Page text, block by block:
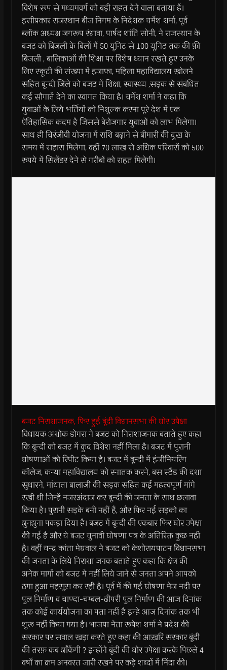
विशेष रूप से मध्यमवर्ग को बड़ी राहत देने वाला बताया हैं।
इसीप्रकार राजस्थान बीज निगम के निदेशक चर्मेश शर्मा, पूर्व
ब्लॉक अध्यक्ष जगरूप रंधावा, पार्षद शांति सोनी, ने राजस्थान के
बजट को बिजली के बिलों मैं 50 यूनिट से 100 यूनिट तक की फ्री
बिजली , बालिकाओं की शिक्षा पर विशेष ध्यान रखते हुए उनके
लिए स्कूटी की संख्या में इजाफा, महिला महाविद्यालय खोलने
सहित बून्दी जिले को बजट में शिक्षा, स्वास्थ्य ,सड़क से संबंधित
कई सौगातें देने का स्वागत किया है। चर्मेश शर्मा ने कहा कि
युवाओं के लिये भर्तियों को निशुल्क करना पूरे देश में एक
ऐतिहासिक कदम है जिससे बेरोजगार युवाओं को लाभ मिलेगा।
साथ ही चिरंजीवी योजना में राशि बढ़ाने से बीमारी की दुख के
समय में सहारा मिलेगा, वहीं 70 लाख से अधिक परिवारों को 500
रुपये में सिलेंडर देने से गरीबों को राहत मिलेगी।
बजट निराशाजनक, फिर हुई बूंदी विधानसभा की घोर उपेक्षा
विधायक अशोक डोगरा ने बजट को निराशाजनक बताते हुए कहा
कि बून्दी को बजट में कुद विशेश नहीं मिला है। बजट में पुरानी
घोषणाओं को रिपीट किया है। बजट में बून्दी में इंजीनियरिंग
कॉलेज, कन्या महाविद्यालय को स्नातक करने, बस स्टैंड की दशा
सुधारने, मांधाता बालाजी की सड़क सहित कई महत्वपूर्ण मांगे
रखी थी जिन्हें नजरअंदाज कर बून्दी की जनता के साथ छलावा
किया है। पुरानी सड़के बनी नहीं हैं, और फिर नई सड़को का
झुनझुना पकड़ा दिया है। बजट में बून्दी की एकबार फिर घोर उपेक्षा
की गई है और ये बजट चुनावी घोषणा पत्र के अतिरिक्त कुछ नही
है। वहीं चन्द्र कांता मेघवाल ने बजट को केशोरायपाटन विधानसभा
की जनता के लिये निराशा जनक बताते हुए कहा कि क्षेत्र की
अनेक मागों को बजट मे नहीं लिये जाने से जनता अपने आपको
ठगा हुआ महसूस कर रही है। पूर्व में की गई घोषणा मेज नदी पर
पुल निर्माण व चाण्दा-चम्बल-ढीपरी पुल निर्माण की आज दिनांक
तक कोई कार्ययोजना का पता नहीं है इन्हे आज दिनांक तक भी
शुरू नहीं किया गया है। भाजपा नेता रूपेश शर्मा ने प्रदेश की
सरकार पर सवाल खड़ा करते हुए कहा की आख़रि सरकार बूंदी
की तरफ़ कब झाँकेंगी ? इन्होंने बूंदी की घोर उपेक्षा करके पिछले 4
वर्षों का क्रम अनवरत जारी रखने पर कड़े शब्दों में निंदा की।